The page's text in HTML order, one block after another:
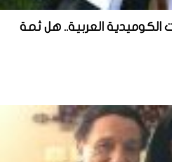
الكوميدية العربية.. هل ثمة